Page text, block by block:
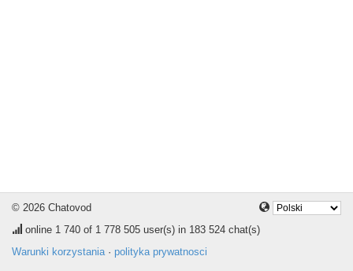
© 2026 Chatovod
online 1 740 of 1 778 505 user(s) in 183 524 chat(s)
Warunki korzystania· polityka prywatnosci